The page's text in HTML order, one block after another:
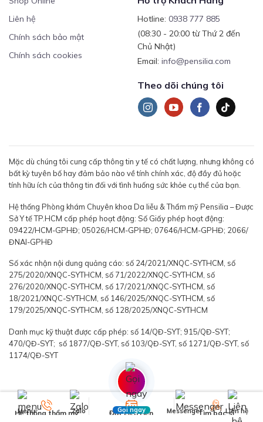
Liên hệ
Chính sách bảo mật
Chính sách cookies
Hotline: 0938 777 885
(08:30 - 20:00 từ Thứ 2 đến
Chủ Nhật)
Email: info@pensilia.com
Theo dõi chúng tôi
Mặc dù chúng tôi cung cấp thông tin y tế có chất lượng, nhưng không có
bất kỳ tuyên bố hay đảm bảo nào về tính chính xác, độ đầy đủ hoặc
tính hữu ích của thông tin đối với tình huống sức khỏe cụ thể của bạn.
Hệ thống Phòng khám Chuyên khoa Da liễu & Thẩm mỹ Pensilia – Được
Sở Y tế TP.HCM cấp phép hoạt động: Số Giấy phép hoạt động:
09422/HCM-GPHĐ; 05026/HCM-GPHĐ; 07646/HCM-GPHĐ; 2066/
ĐNAI-GPHĐ
Số xác nhận nội dung quảng cáo: số 24/2021/XNQC-SYTHCM, số
275/2020/XNQC-SYTHCM, số 71/2022/XNQC-SYTHCM, số
276/2020/XNQC-SYTHCM, số 17/2021/XNQC-SYTHCM, số
18/2021/XNQC-SYTHCM, số 146/2025/XNQC-SYTHCM, số
179/2025/XNQC-SYTHCM, số 128/2025/XNQC-SYTHCM
Danh mục kỹ thuật được cấp phép: số 14/QĐ-SYT; 915/QĐ-SYT;
470/QĐ-SYT; số 1877/QĐ-SYT, số 103/QĐ-SYT, số 1271/QĐ-SYT, số
1174/QĐ-SYT
Hệ thống thẩm mỹ Đặt Lịch Hẹn Tìm bác sĩ
Menu Zalo Gọi ngay Messenger Liên hệ